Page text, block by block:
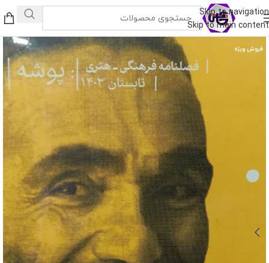
Skip to navigation
Skip to main content
فروش ویژه